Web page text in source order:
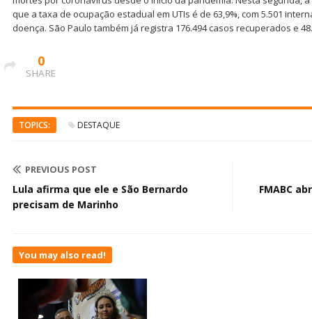
que a taxa de ocupação estadual em UTIs é de 63,9%, com 5.501
doença. São Paulo também já registra 176.494 casos recuperados e
0
SHARE
TOPICS: DESTAQUE
PREVIOUS POST
Lula afirma que ele e São Bernardo
precisam de Marinho
FMABC
You may also read!